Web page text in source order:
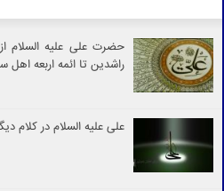
حضرت علی‌ علیه السلام
راشدین تا ائمه اربعه اهل‌
علی علیه السلام در کلام